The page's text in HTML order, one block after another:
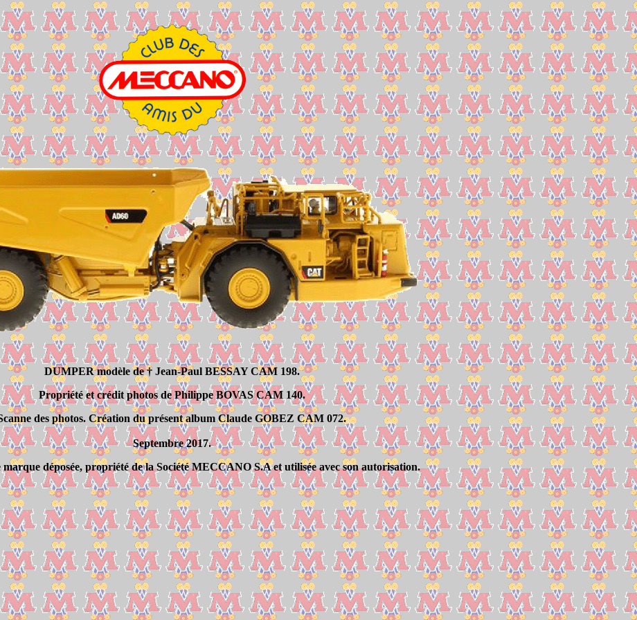
DUMPER modèle de † Jean-Paul BESSAY CAM 198.
Propriété et crédit photos de Philippe BOVAS CAM 140.
des photos. Création du présent album Claude GOBEZ CAM 072.
Septembre 2017.
marque déposée, propriété de la Société MECCANO S.A et utilisée avec son autorisation.